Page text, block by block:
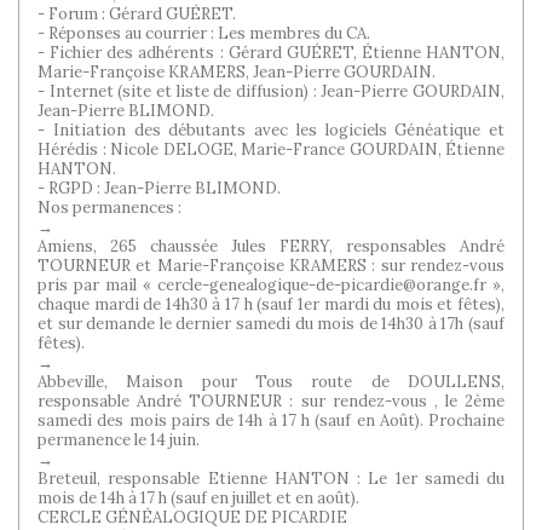
- Forum : Gérard GUÉRET.
- Réponses au courrier : Les membres du CA.
- Fichier des adhérents : Gérard GUÉRET, Étienne HANTON,
Marie-Françoise KRAMERS, Jean-Pierre GOURDAIN.
- Internet (site et liste de diffusion) : Jean-Pierre GOURDAIN,
Jean-Pierre BLIMOND.
- Initiation des débutants avec les logiciels Généatique et
Hérédis : Nicole DELOGE, Marie-France GOURDAIN, Étienne
HANTON.
- RGPD : Jean-Pierre BLIMOND.
Nos permanences :
→
Amiens, 265 chaussée Jules FERRY, responsables André
TOURNEUR et Marie-Françoise KRAMERS : sur rendez-vous
pris par mail « cercle-genealogique-de-picardie@orange.fr »,
chaque mardi de 14h30 à 17 h (sauf 1er mardi du mois et fêtes),
et sur demande le dernier samedi du mois de 14h30 à 17h (sauf
fêtes).
→
Abbeville, Maison pour Tous route de DOULLENS,
responsable André TOURNEUR : sur rendez-vous , le 2ème
samedi des mois pairs de 14h à 17 h (sauf en Août). Prochaine
permanence le 14 juin.
→
Breteuil, responsable Etienne HANTON : Le 1er samedi du
mois de 14h à 17 h (sauf en juillet et en août).
CERCLE GÉNÉALOGIQUE DE PICARDIE